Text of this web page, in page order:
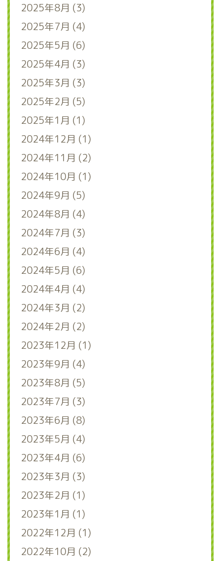
2025年8月 (3)
2025年7月 (4)
2025年5月 (6)
2025年4月 (3)
2025年3月 (3)
2025年2月 (5)
2025年1月 (1)
2024年12月 (1)
2024年11月 (2)
2024年10月 (1)
2024年9月 (5)
2024年8月 (4)
2024年7月 (3)
2024年6月 (4)
2024年5月 (6)
2024年4月 (4)
2024年3月 (2)
2024年2月 (2)
2023年12月 (1)
2023年9月 (4)
2023年8月 (5)
2023年7月 (3)
2023年6月 (8)
2023年5月 (4)
2023年4月 (6)
2023年3月 (3)
2023年2月 (1)
2023年1月 (1)
2022年12月 (1)
2022年10月 (2)